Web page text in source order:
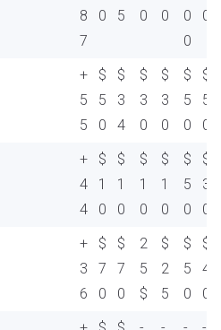
8
7
0
5
0
0
0
0
0
+
5
5
$
5
0
$
3
4
$
3
0
$
3
0
$
5
0
$
5
0
+
4
4
$
1
0
$
1
0
$
1
0
$
1
0
$
5
0
$
3
0
+
3
6
$
7
0
$
7
0
2
5
$
$
2
5
$
5
0
$
4
0